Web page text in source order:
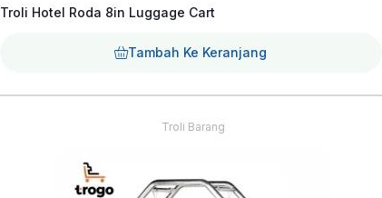
aslinya
Rp5.357.500.
saat
adalah:
Troli Hotel Roda 8in Luggage Cart
Tambah Ke Keranjang
Troli Barang